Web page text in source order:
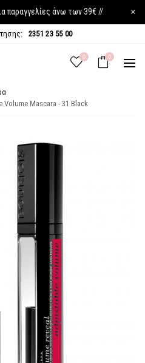
παραγγελίες άνω των 39€ // ×
2351 23 55 00
0 0
Mascara - 31 Black